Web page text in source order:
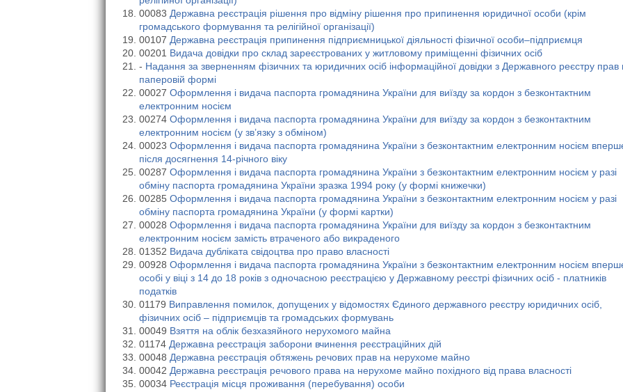
00083 Державна реєстрація рішення про відміну рішення про припинення юридичної особи (крім
громадського формування та релігійної організації)
00107 Державна реєстрація припинення підприємницької діяльності фізичної особи–підприємця
00201 Видача довідки про склад зареєстрованих у житловому приміщенні фізичних осіб
- Надання за зверненням фізичних та юридичних осіб інформаційної довідки з Державного реєстру прав
паперовій формі
00027 Оформлення і видача паспорта громадянина України для виїзду за кордон з безконтактним
електронним носієм
00274 Оформлення і видача паспорта громадянина України для виїзду за кордон з безконтактним
електронним носієм (у зв’язку з обміном)
00023 Оформлення і видача паспорта громадянина України з безконтактним електронним носієм
після досягнення 14-річного віку
00287 Оформлення і видача паспорта громадянина України з безконтактним електронним носієм у разі
обміну паспорта громадянина України зразка 1994 року (у формі книжечки)
00285 Оформлення і видача паспорта громадянина України з безконтактним електронним носієм у разі
обміну паспорта громадянина України (у формі картки)
00028 Оформлення і видача паспорта громадянина України для виїзду за кордон з безконтактним
електронним носієм замість втраченого або викраденого
01352 Видача дубліката свідоцтва про право власності
00928 Оформлення і видача паспорта громадянина України з безконтактним електронним носієм
особі у віці з 14 до 18 років з одночасною реєстрацією у Державному реєстрі фізичних осіб - платників
податків
01179 Виправлення помилок, допущених у відомостях Єдиного державного реєстру юридичних осіб,
фізичних осіб – підприємців та громадських формувань
00049 Взяття на облік безхазяйного нерухомого майна
01174 Державна реєстрація заборони вчинення реєстраційних дій
00048 Державна реєстрація обтяжень речових прав на нерухоме майно
00042 Державна реєстрація речового права на нерухоме майно похідного від права власності
00034 Реєстрація місця проживання (перебування) особи